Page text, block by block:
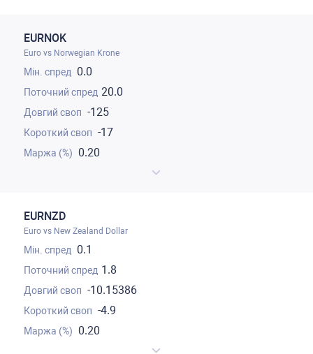
EURNOK
Euro vs Norwegian Krone
0.0
20.0
-125
-17
0.20
EURNZD
Euro vs New Zealand Dollar
0.1
1.8
-10.15386
-4.9
0.20